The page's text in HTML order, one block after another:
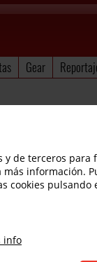
Gear
Mod So-
y de terceros
más información.
cookies
info